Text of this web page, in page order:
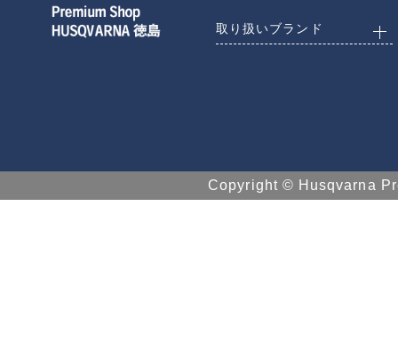
取り扱いブランド
Copyright © Husqvarna